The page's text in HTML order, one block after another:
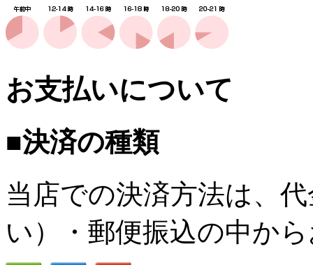
お支払いについて
■決済の種類
当店での決済方法は、
い）・郵便振込の中か